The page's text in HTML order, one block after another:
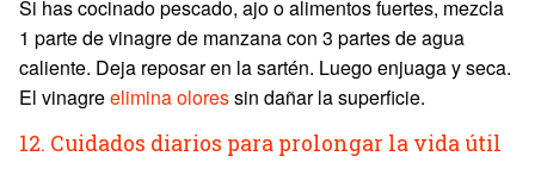
Si has cocinado pescado, ajo o alimentos fuertes, mezcla
1 parte de vinagre de manzana con 3 partes de agua
caliente. Deja reposar en la sartén. Luego enjuaga y seca.
El vinagreelimina oloressin dañar la superficie.
12. Cuidados diarios para prolongar la vida útil